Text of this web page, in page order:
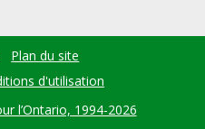
Plan du site
d'utilisation
l’Ontario, 1994-2026